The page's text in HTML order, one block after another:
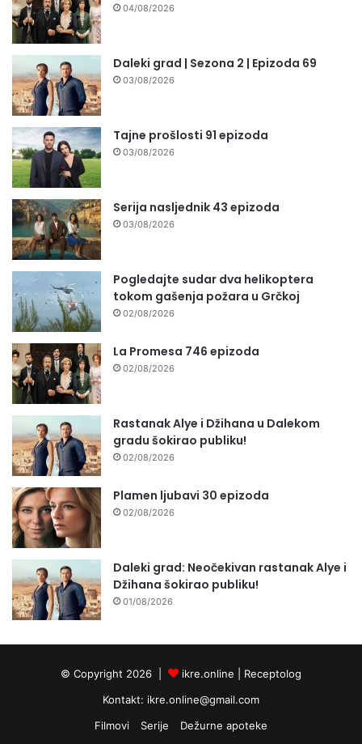
04/08/2026
Daleki grad | Sezona 2 | Epizoda 69
03/08/2026
Tajne prošlosti 91 epizoda
03/08/2026
Serija nasljednik 43 epizoda
03/08/2026
Pogledajte sudar dva helikoptera
tokom gašenja požara u Grčkoj
02/08/2026
La Promesa 746 epizoda
02/08/2026
Rastanak Alye i Džihana u Dalekom
gradu šokirao publiku!
02/08/2026
Plamen ljubavi 30 epizoda
02/08/2026
Daleki grad: Neočekivan rastanak Alye i
Džihana šokirao publiku!
01/08/2026
© Copyright 2026 | ikre.online | Receptolog
Kontakt: ikre.online@gmail.com
Filmovi
Serije Dežurne apoteke